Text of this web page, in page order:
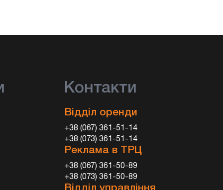
Контакти
Відділ оренди
+38 (067) 361-51-14
+38 (073) 361-51-14
Реклама в ТРЦ
+38 (067) 361-50-89
+38 (073) 361-50-89